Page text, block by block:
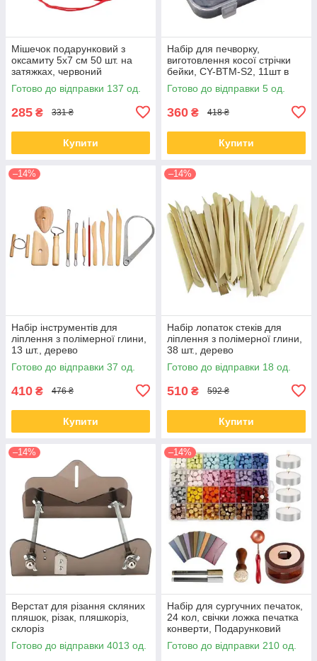
Мішечок подарунковий з
оксамиту 5x7 см 50 шт. на
затяжках, червоний
Готово до відправки 137 од.
285 ₴ 331 ₴
Купити
Набір для печворку,
виготовлення косої стрічки
бейки, CY-BTM-S2, 11шт в
кейсі
Готово до відправки 5 од.
360 ₴ 418 ₴
Купити
–14%
Набір інструментів для
ліплення з полімерної глини,
13 шт., дерево
Готово до відправки 37 од.
410 ₴ 476 ₴
Купити
–14%
Набір лопаток стеків для
ліплення з полімерної глини,
38 шт., дерево
Готово до відправки 18 од.
510 ₴ 592 ₴
Купити
–14%
Верстат для різання скляних
пляшок, різак, пляшкоріз,
склоріз
Готово до відправки 4013 од.
–14%
Набір для сургучних печаток,
24 кол, свічки ложка печатка
конверти, Подарунковий
Готово до відправки 210 од.